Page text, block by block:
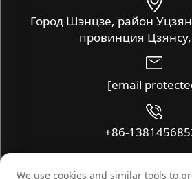
Город Шэнцзе, район
провинция
[email
+86-
We use cookies and similar tools to